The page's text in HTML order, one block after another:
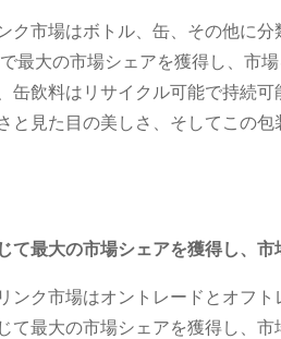
市場はボトル、缶、その他に
最大の市場シェアを獲得し、市
缶飲料はリサイクル可能で持続
と見た目の美しさ、そしてこの
最大の市場シェアを獲得し、市
ク市場はオントレードとオフト
最大の市場シェアを獲得し、